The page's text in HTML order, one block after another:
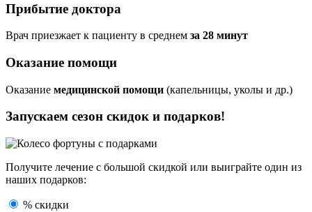
Прибытие доктора
Врач приезжает к пациенту в среднем за 28 минут
Оказание помощи
Оказание медицинской помощи (капельницы, уколы и др.)
Запускаем сезон скидок и подарков!
Получите лечение с большой скидкой или выиграйте один из
наших подарков:
% скидки